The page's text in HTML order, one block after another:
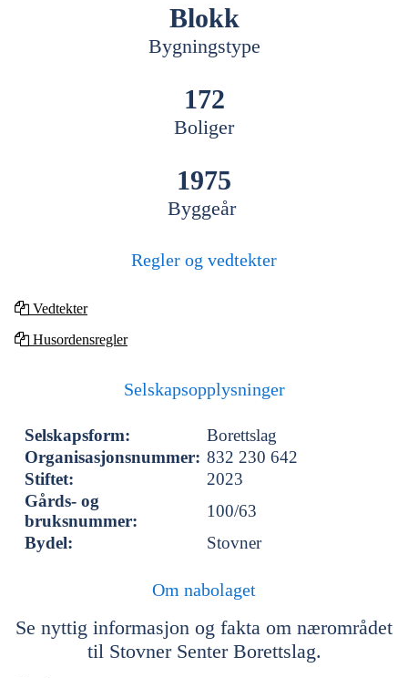
Blokk
Bygningstype
172
Boliger
1975
Byggeår
Regler og vedtekter
Vedtekter
Husordensregler
Selskapsopplysninger
Selskapsform:
Borettslag
Organisasjonsnummer: 832 230 642
Stiftet:
2023
Gårds- og
bruksnummer:
100/63
Bydel:
Stovner
Om nabolaget
Se nyttig informasjon og fakta om nærområdet
til Stovner Senter Borettslag.